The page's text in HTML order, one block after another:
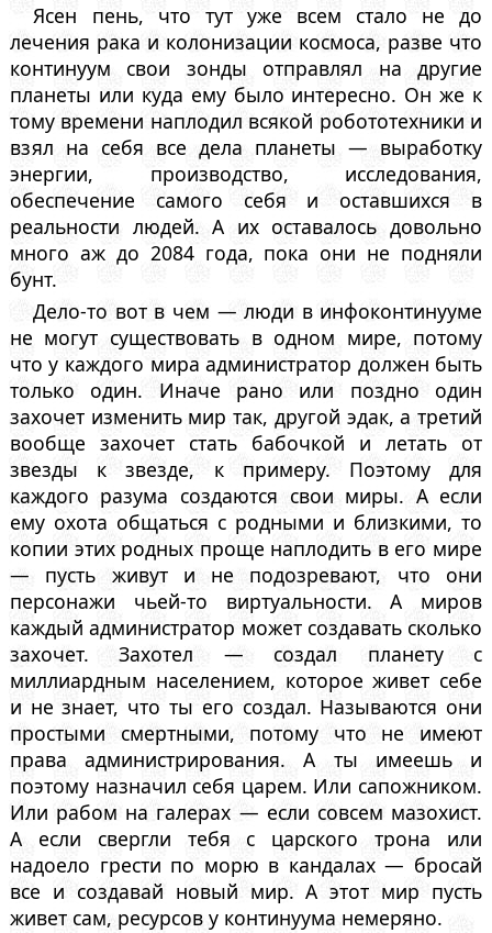
Ясен пень, что тут уже всем стало не до
лечения рака и колонизации космоса, разве что
континуум свои зонды отправлял на другие
планеты или куда ему было интересно. Он же к
тому времени наплодил всякой робототехники и
взял на себя все дела планеты — выработку
энергии, производство, исследования,
обеспечение самого себя и оставшихся в
реальности людей. А их оставалось довольно
много аж до 2084 года, пока они не подняли
бунт.
Дело-то вот в чем — люди в инфоконтинууме
не могут существовать в одном мире, потому
что у каждого мира администратор должен быть
только один. Иначе рано или поздно один
захочет изменить мир так, другой эдак, а третий
вообще захочет стать бабочкой и летать от
звезды к звезде, к примеру. Поэтому для
каждого разума создаются свои миры. А если
ему охота общаться с родными и близкими, то
копии этих родных проще наплодить в его мире
— пусть живут и не подозревают, что они
персонажи чьей-то виртуальности. А миров
каждый администратор может создавать сколько
захочет. Захотел — создал планету с
миллиардным населением, которое живет себе
и не знает, что ты его создал. Называются они
простыми смертными, потому что не имеют
права администрирования. А ты имеешь и
поэтому назначил себя царем. Или сапожником.
Или рабом на галерах — если совсем мазохист.
А если свергли тебя с царского трона или
надоело грести по морю в кандалах — бросай
все и создавай новый мир. А этот мир пусть
живет сам, ресурсов у континуума немеряно.